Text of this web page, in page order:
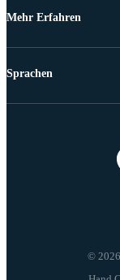
Mehr Erfahren
©
Sprachen